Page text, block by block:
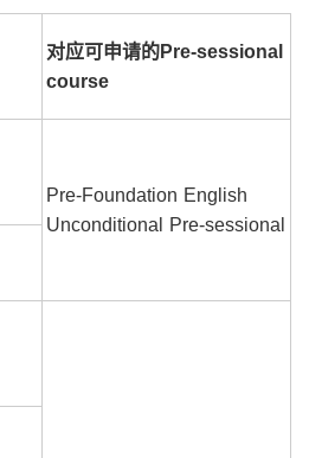
对应可申请的Pre-sessional
course
Pre-Foundation English
Unconditional Pre-sessional